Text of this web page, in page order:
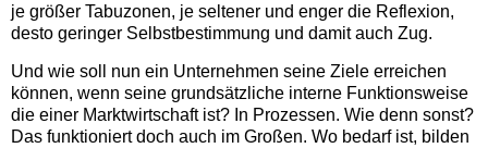
je größer Tabuzonen, je seltener und enger die Reflexion,
desto geringer Selbstbestimmung und damit auch Zug.
Und wie soll nun ein Unternehmen seine Ziele erreichen
können, wenn seine grundsätzliche interne Funktionsweise
die einer Marktwirtschaft ist? In Prozessen. Wie denn sonst?
Das funktioniert doch auch im Großen. Wo bedarf ist, bilden